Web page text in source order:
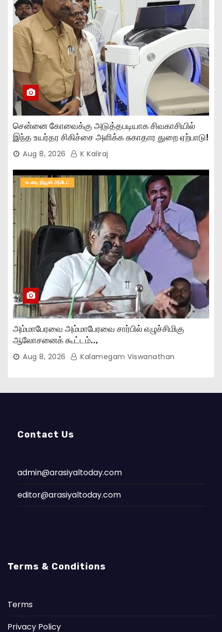
சென்னை கோவைக்கு அடுத்தபடியாக சிவகாசியில்
இந்த உயர்தர சிகிச்சை அளிக்க சுகாதார துறை ஏற்பாடு!
Aug 8, 2026 K Kaliraj
உடனடி நியூஸ் அப்டேட்
அம்மாபேரவை அம்மாபேரவை சார்பில் எழுச்சிமிகு
ஆலோசனைக் கூட்டம்..,
Aug 8, 2026 Kalamegam Viswanathan
Contact Us
admin@arasiyaltoday.com
editor@arasiyaltoday.com
Terms & Conditions
Terms
Privacy Policy